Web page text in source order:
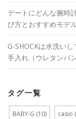
デートにどんな腕時
び方とおすすめモデ
G-SHOCKは水洗い
手入れ（ウレタンバ
タグ一覧
BABY-G (10) casio